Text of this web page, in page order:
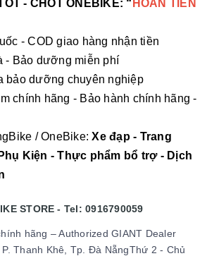
- CHỐT ONEBIKE: “ HOÀN TIỀN
- COD giao hàng nhận tiền
- Bảo dưỡng miễn phí
bảo dưỡng chuyên nghiệp
chính hãng - Bảo hành chính hãng -
/ OneBike: Xe đạp - Trang
Kiện - Thực phẩm bổ trợ - Dịch
STORE - Tel: 0916790059
hãng – Authorized GIANT Dealer
Thanh Khê, Tp. Đà NẵngThứ 2 - Chủ